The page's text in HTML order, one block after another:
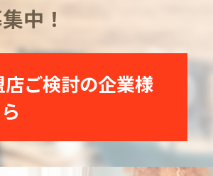
中！
店ご検討の企業様